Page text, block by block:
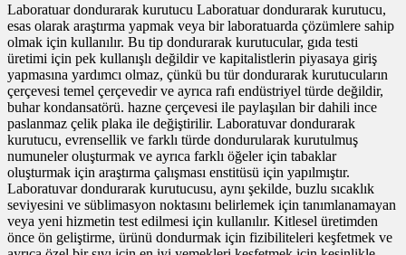
Laboratuar dondurarak kurutucu Laboratuar dondurarak kurutucu,
esas olarak araştırma yapmak veya bir laboratuarda çözümlere sahip
olmak için kullanılır. Bu tip dondurarak kurutucular, gıda testi
üretimi için pek kullanışlı değildir ve kapitalistlerin piyasaya giriş
yapmasına yardımcı olmaz, çünkü bu tür dondurarak kurutucuların
çerçevesi temel çerçevedir ve ayrıca rafı endüstriyel türde değildir,
buhar kondansatörü. hazne çerçevesi ile paylaşılan bir dahili ince
paslanmaz çelik plaka ile değiştirilir. Laboratuvar dondurarak
kurutucu, evrensellik ve farklı türde dondurularak kurutulmuş
numuneler oluşturmak ve ayrıca farklı öğeler için tabaklar
oluşturmak için araştırma çalışması enstitüsü için yapılmıştır.
Laboratuvar dondurarak kurutucusu, aynı şekilde, buzlu sıcaklık
seviyesini ve süblimasyon noktasını belirlemek için tanımlanamayan
veya yeni hizmetin test edilmesi için kullanılır. Kitlesel üretimden
önce ön geliştirme, ürünü dondurmak için fizibiliteleri keşfetmek ve